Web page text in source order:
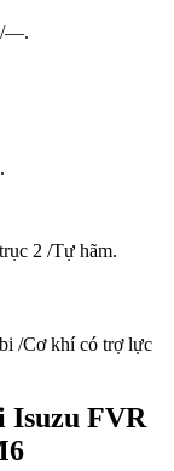
—.
2 /Tự hãm.
/Cơ khí có trợ lực
Isuzu FVR